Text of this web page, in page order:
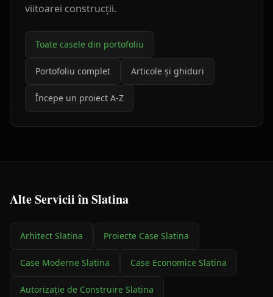
viitoarei construcții.
Toate casele din portofoliu
Portofoliu complet Articole și ghiduri
Începe un proiect A-Z
Alte Servicii înSlatina
Arhitect Slatina Proiecte Case Slatina
Case Moderne Slatina Case Economice Slatina
Autorizație de Construire Slatina